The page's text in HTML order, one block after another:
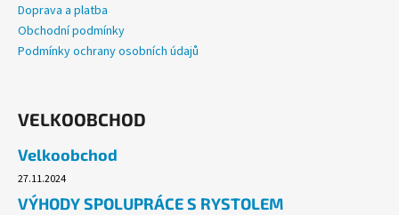
Doprava a platba
Obchodní podmínky
Podmínky ochrany osobních údajů
VELKOOBCHOD
Velkoobchod
27.11.2024
VÝHODY SPOLUPRÁCE S RYSTOLEM